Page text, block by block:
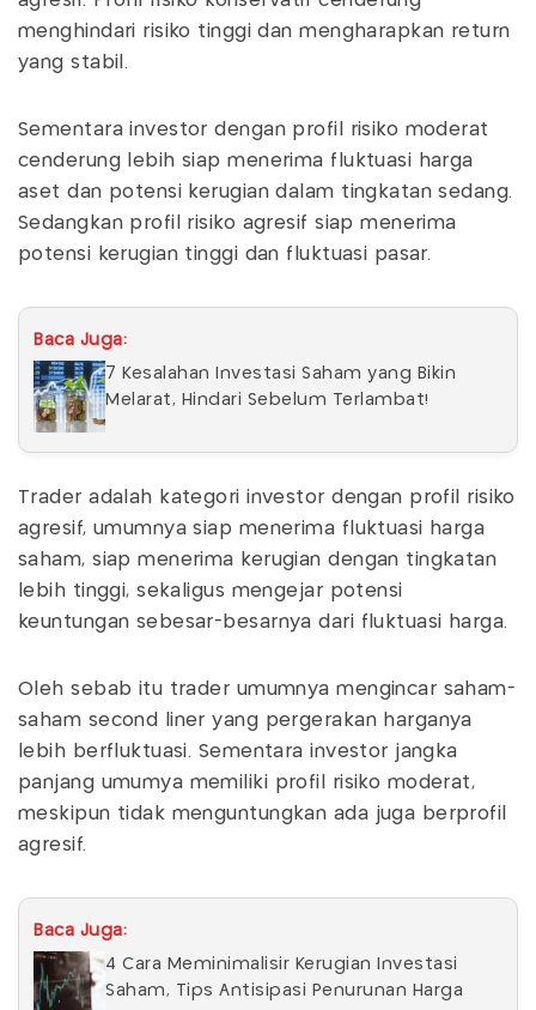
menghindari risiko tinggi dan mengharapkan return
yang stabil.
Sementara investor dengan profil risiko moderat
cenderung lebih siap menerima fluktuasi harga
aset dan potensi kerugian dalam tingkatan sedang.
Sedangkan profil risiko agresif siap menerima
potensi kerugian tinggi dan fluktuasi pasar.
Baca Juga:
7 Kesalahan Investasi Saham yang Bikin
Melarat, Hindari Sebelum Terlambat!
Trader adalah kategori investor dengan profil risiko
agresif, umumnya siap menerima fluktuasi harga
saham, siap menerima kerugian dengan tingkatan
lebih tinggi, sekaligus mengejar potensi
keuntungan sebesar-besarnya dari fluktuasi harga.
Oleh sebab itu trader umumnya mengincar saham-
saham second liner yang pergerakan harganya
lebih berfluktuasi. Sementara investor jangka
panjang umumya memiliki profil risiko moderat,
meskipun tidak menguntungkan ada juga berprofil
agresif.
Baca Juga:
4 Cara Meminimalisir Kerugian Investasi
Saham, Tips Antisipasi Penurunan Harga